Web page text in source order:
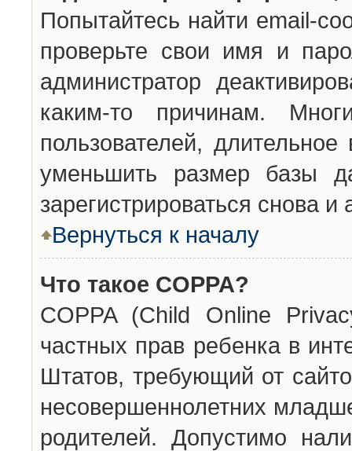
Попытайтесь найти email-
проверьте свои имя и
администратор
каким-то причинам.
пользователей,
уменьшить размер базы
зарегистрироваться снова и
Вернуться к началу
Что такое COPPA?
COPPA (Child Online
частных прав ребенка в
Штатов, требующий от
несовершеннолетних
родителей. Допустимо